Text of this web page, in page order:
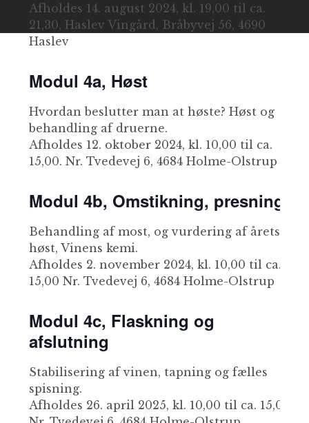
Afholdes 14. august 2024, kl. 19,00 til ca.
21,30, Haslev Vingård, Bråbyvej 56, 4690
Haslev
Modul 4a, Høst
Hvordan beslutter man at høste? Høst og
behandling af druerne.
Afholdes 12. oktober 2024, kl. 10,00 til ca.
15,00. Nr. Tvedevej 6, 4684 Holme-Olstrup
Modul 4b, Omstikning, presning
Behandling af most, og vurdering af årets
høst, Vinens kemi.
Afholdes 2. november 2024, kl. 10,00 til ca.
15,00 Nr. Tvedevej 6, 4684 Holme-Olstrup
Modul 4c, Flaskning og
afslutning
Stabilisering af vinen, tapning og fælles
spisning.
Afholdes 26. april 2025, kl. 10,00 til ca. 15,00